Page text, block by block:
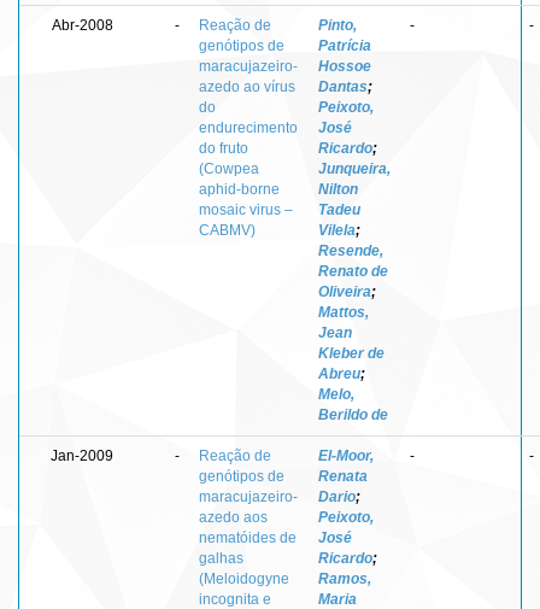
Abr-2008 -
Reação de
genótipos de
maracujazeiro-
azedo ao vírus
do
endurecimento
do fruto
(Cowpea
aphid-borne
mosaic virus –
CABMV)
Pinto,
Patrícia
Hossoe
Dantas;
Peixoto,
José
Ricardo;
Junqueira,
Nilton
Tadeu
Vilela;
Resende,
Renato de
Oliveira;
Mattos,
Jean
Kleber de
Abreu;
Melo,
Berildo de
- -
Jan-2009 -
Reação de
genótipos de
maracujazeiro-
azedo aos
nematóides de
galhas
(Meloidogyne
incognita e
El-Moor,
Renata
Dario;
Peixoto,
José
Ricardo;
Ramos,
Maria
- -